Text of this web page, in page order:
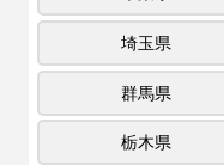
埼玉県
群馬県
栃木県